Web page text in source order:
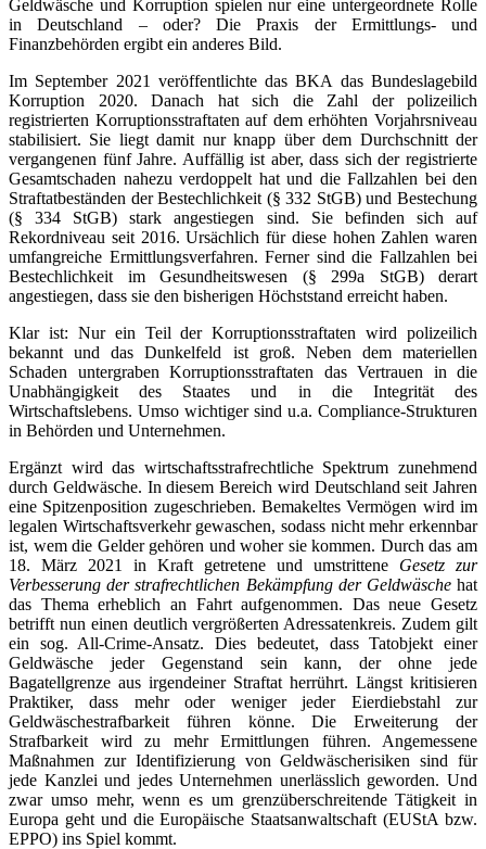
Geldwäsche und Korruption spielen nur eine untergeordnete Rolle
in Deutschland – oder? Die Praxis der Ermittlungs- und
Finanzbehörden ergibt ein anderes Bild.
Im September 2021 veröffentlichte das BKA das Bundeslagebild
Korruption 2020. Danach hat sich die Zahl der polizeilich
registrierten Korruptionsstraftaten auf dem erhöhten Vorjahrsniveau
stabilisiert. Sie liegt damit nur knapp über dem Durchschnitt der
vergangenen fünf Jahre. Auffällig ist aber, dass sich der registrierte
Gesamtschaden nahezu verdoppelt hat und die Fallzahlen bei den
Straftatbeständen der Bestechlichkeit (§ 332 StGB) und Bestechung
(§ 334 StGB) stark angestiegen sind. Sie befinden sich auf
Rekordniveau seit 2016. Ursächlich für diese hohen Zahlen waren
umfangreiche Ermittlungsverfahren. Ferner sind die Fallzahlen bei
Bestechlichkeit im Gesundheitswesen (§ 299a StGB) derart
angestiegen, dass sie den bisherigen Höchststand erreicht haben.
Klar ist: Nur ein Teil der Korruptionsstraftaten wird polizeilich
bekannt und das Dunkelfeld ist groß. Neben dem materiellen
Schaden untergraben Korruptionsstraftaten das Vertrauen in die
Unabhängigkeit des Staates und in die Integrität des
Wirtschaftslebens. Umso wichtiger sind u.a. Compliance-Strukturen
in Behörden und Unternehmen.
Ergänzt wird das wirtschaftsstrafrechtliche Spektrum zunehmend
durch Geldwäsche. In diesem Bereich wird Deutschland seit Jahren
eine Spitzenposition zugeschrieben. Bemakeltes Vermögen wird im
legalen Wirtschaftsverkehr gewaschen, sodass nicht mehr erkennbar
ist, wem die Gelder gehören und woher sie kommen. Durch das am
18. März 2021 in Kraft getretene und umstrittene Gesetz zur
Verbesserung der strafrechtlichen Bekämpfung der Geldwäsche hat
das Thema erheblich an Fahrt aufgenommen. Das neue Gesetz
betrifft nun einen deutlich vergrößerten Adressatenkreis. Zudem gilt
ein sog. All-Crime-Ansatz. Dies bedeutet, dass Tatobjekt einer
Geldwäsche jeder Gegenstand sein kann, der ohne jede
Bagatellgrenze aus irgendeiner Straftat herrührt. Längst kritisieren
Praktiker, dass mehr oder weniger jeder Eierdiebstahl zur
Geldwäschestrafbarkeit führen könne. Die Erweiterung der
Strafbarkeit wird zu mehr Ermittlungen führen. Angemessene
Maßnahmen zur Identifizierung von Geldwäscherisiken sind für
jede Kanzlei und jedes Unternehmen unerlässlich geworden. Und
zwar umso mehr, wenn es um grenzüberschreitende Tätigkeit in
Europa geht und die Europäische Staatsanwaltschaft (EUStA bzw.
EPPO) ins Spiel kommt.